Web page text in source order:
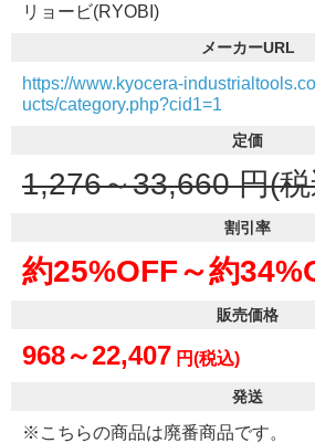
リョービ(RYOBI)
メーカーURL
https://www.kyocera-
ucts/category.php?cid1=1
定価
1,276～33,660 円(
割引率
約25%OFF～約
販売価格
968～22,407 円(税込)
発送
※こちらの商品は廃番商品です。